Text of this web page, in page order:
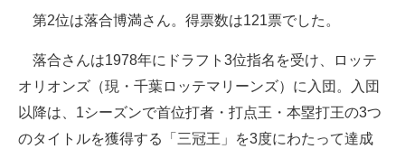
第2位は落合博満さん。得票数は121票でした。
落合さんは1978年にドラフト3位指名を受け、ロッテ
オリオンズ（現・千葉ロッテマリーンズ）に入団。入団
以降は、1シーズンで首位打者・打点王・本塁打王の3つ
のタイトルを獲得する「三冠王」を3度にわたって達成